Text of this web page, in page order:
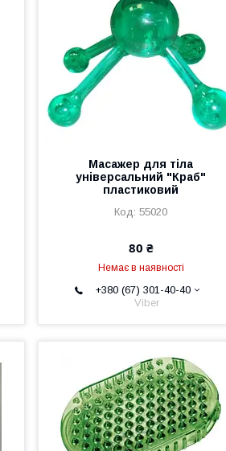
Масажер для тіла
універсальний "Краб"
пластиковий
55020
80 ₴
Немає в наявності
+380 (67) 301-40-40
Viber